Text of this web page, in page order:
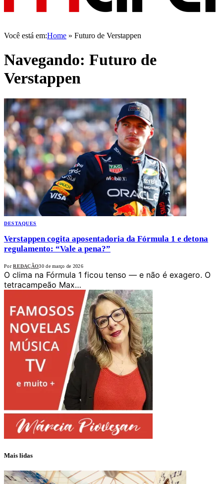
Você está em:Home » Futuro de Verstappen
Navegando: Futuro de
Verstappen
DESTAQUES
Verstappen cogita aposentadoria da Fórmula 1 e detona
regulamento: “Vale a pena?”
Por REDAÇÃO30 de março de 2026
O clima na Fórmula 1 ficou tenso — e não é exagero. O
tetracampeão Max…
Mais lidas